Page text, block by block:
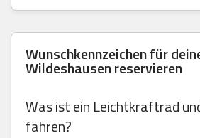
Wunschkennzeichen für
Wildeshausen reservieren
Was ist ein Leichtkraftrad
fahren?